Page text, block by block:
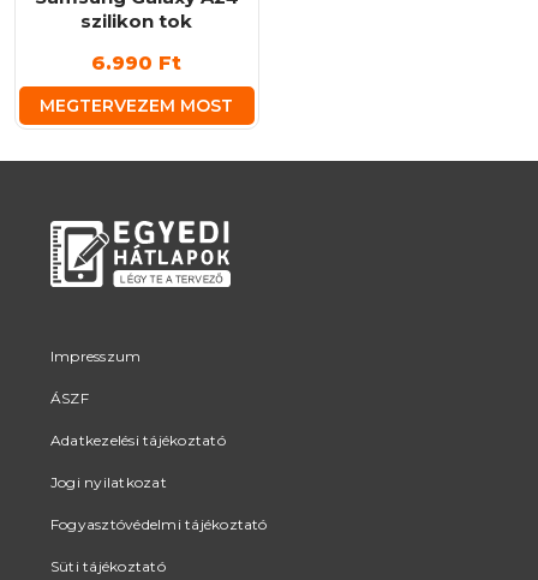
szilikon tok
6.990 Ft
MEGTERVEZEM MOST
Impresszum
ÁSZF
Adatkezelési tájékoztató
Jogi nyilatkozat
Fogyasztóvédelmi tájékoztató
Süti tájékoztató